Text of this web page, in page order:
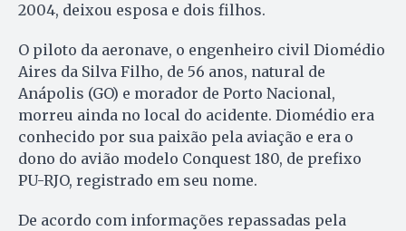
2004, deixou esposa e dois filhos.
O piloto da aeronave, o engenheiro civil Diomédio
Aires da Silva Filho, de 56 anos, natural de
Anápolis (GO) e morador de Porto Nacional,
morreu ainda no local do acidente. Diomédio era
conhecido por sua paixão pela aviação e era o
dono do avião modelo Conquest 180, de prefixo
PU-RJO, registrado em seu nome.
De acordo com informações repassadas pela